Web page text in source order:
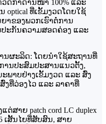
ວດກາດ້ານໜ້າ 100% ແລະ
ທີ່ເຂັ້ມງວດໂດຍໃຊ້
ຂອງພວກເຮົາຕໍ່ການ
ປະກັນຄວາມສອດຄ່ອງ ແລະ
ຜະລິດ: ໂດຍນຳໃຊ້ສະຖານທີ່
ນປະສົມປະສານແນວຕັ້ງ,
ພາບຢ່າງເຂັ້ມງວດ ແລະ ສົ່ງ
ທີ່ວ່ອງໄວ ແລະ ລາຄາທີ່
າຍ patch cord LC duplex
ເສັ້ນໄຍທີ່ສັບສົນ, ສາຍ